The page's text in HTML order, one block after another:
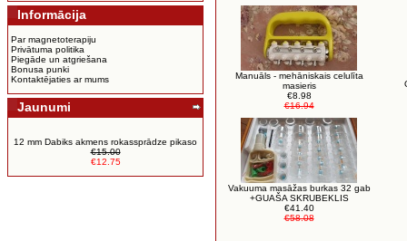
Informācija
Par magnetoterapiju
Privātuma politika
Piegāde un atgriešana
Bonusa punki
Kontaktējaties ar mums
Jaunumi
12 mm Dabiks akmens rokassprādze pikaso
€15.00
€12.75
Manuāls - mehāniskais celulīta
masieris
€8.98
€16.94
Vakuuma masāžas burkas 32 gab
+GUAŠA SKRUBEKLIS
€41.40
€58.08